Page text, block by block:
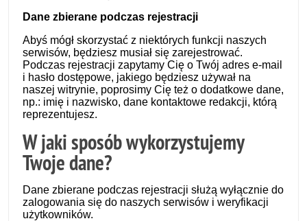
Dane zbierane podczas rejestracji
Abyś mógł skorzystać z niektórych funkcji naszych
serwisów, będziesz musiał się zarejestrować.
Podczas rejestracji zapytamy Cię o Twój adres e-mail
i hasło dostępowe, jakiego będziesz używał na
naszej witrynie, poprosimy Cię też o dodatkowe dane,
np.: imię i nazwisko, dane kontaktowe redakcji, którą
reprezentujesz.
W jaki sposób wykorzystujemy
Twoje dane?
Dane zbierane podczas rejestracji służą wyłącznie do
zalogowania się do naszych serwisów i weryfikacji
użytkowników.